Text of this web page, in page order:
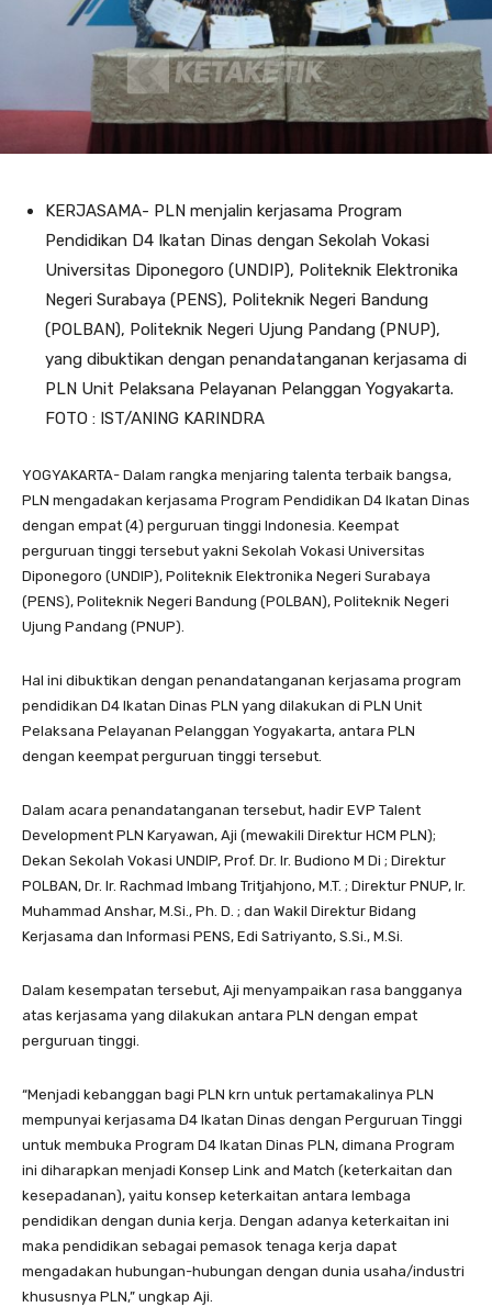
KERJASAMA- PLN menjalin kerjasama Program
Pendidikan D4 Ikatan Dinas dengan Sekolah Vokasi
Universitas Diponegoro (UNDIP), Politeknik Elektronika
Negeri Surabaya (PENS), Politeknik Negeri Bandung
(POLBAN), Politeknik Negeri Ujung Pandang (PNUP),
yang dibuktikan dengan penandatanganan kerjasama di
PLN Unit Pelaksana Pelayanan Pelanggan Yogyakarta.
FOTO : IST/ANING KARINDRA
YOGYAKARTA- Dalam rangka menjaring talenta terbaik bangsa,
PLN mengadakan kerjasama Program Pendidikan D4 Ikatan Dinas
dengan empat (4) perguruan tinggi Indonesia. Keempat
perguruan tinggi tersebut yakni Sekolah Vokasi Universitas
Diponegoro (UNDIP), Politeknik Elektronika Negeri Surabaya
(PENS), Politeknik Negeri Bandung (POLBAN), Politeknik Negeri
Ujung Pandang (PNUP).
Hal ini dibuktikan dengan penandatanganan kerjasama program
pendidikan D4 Ikatan Dinas PLN yang dilakukan di PLN Unit
Pelaksana Pelayanan Pelanggan Yogyakarta, antara PLN
dengan keempat perguruan tinggi tersebut.
Dalam acara penandatanganan tersebut, hadir EVP Talent
Development PLN Karyawan, Aji (mewakili Direktur HCM PLN);
Dekan Sekolah Vokasi UNDIP, Prof. Dr. Ir. Budiono M Di ; Direktur
POLBAN, Dr. Ir. Rachmad Imbang Tritjahjono, M.T. ; Direktur PNUP, Ir.
Muhammad Anshar, M.Si., Ph. D. ; dan Wakil Direktur Bidang
Kerjasama dan Informasi PENS, Edi Satriyanto, S.Si., M.Si.
Dalam kesempatan tersebut, Aji menyampaikan rasa bangganya
atas kerjasama yang dilakukan antara PLN dengan empat
perguruan tinggi.
“Menjadi kebanggan bagi PLN krn untuk pertamakalinya PLN
mempunyai kerjasama D4 Ikatan Dinas dengan Perguruan Tinggi
untuk membuka Program D4 Ikatan Dinas PLN, dimana Program
ini diharapkan menjadi Konsep Link and Match (keterkaitan dan
kesepadanan), yaitu konsep keterkaitan antara lembaga
pendidikan dengan dunia kerja. Dengan adanya keterkaitan ini
maka pendidikan sebagai pemasok tenaga kerja dapat
mengadakan hubungan-hubungan dengan dunia usaha/industri
khususnya PLN,” ungkap Aji.